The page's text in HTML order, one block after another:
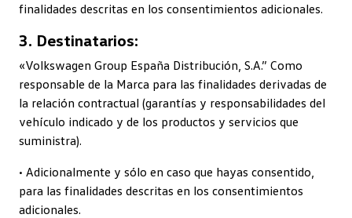
finalidades descritas en los consentimientos adicionales.
3. Destinatarios:
«Volkswagen Group España Distribución, S.A.” Como
responsable de la Marca para las finalidades derivadas de
la relación contractual (garantías y responsabilidades del
vehículo indicado y de los productos y servicios que
suministra).
• Adicionalmente y sólo en caso que hayas consentido,
para las finalidades descritas en los consentimientos
adicionales.